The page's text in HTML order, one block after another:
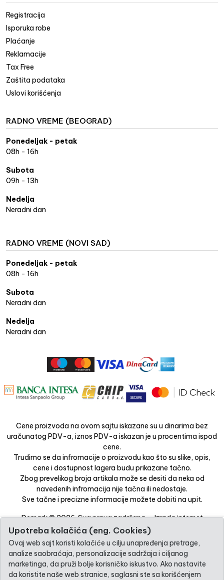
Registracija
Isporuka robe
Plaćanje
Reklamacije
Tax Free
Zaštita podataka
Uslovi korišćenja
RADNO VREME (BEOGRAD)
Ponedeljak - petak
08h - 16h
Subota
09h - 13h
Nedelja
Neradni dan
RADNO VREME (NOVI SAD)
Ponedeljak - petak
08h - 16h
Subota
Neradni dan
Nedelja
Neradni dan
Cene proizvoda na ovom sajtu iskazane su u dinarima bez
uračunatog PDV-a, iznos PDV-a iskazan je u procentima ispod
cene.
Trudimo se da infromacije o proizvodu kao što su slike, opis,
cene i dostupnost lagera budu prikazane tačno.
Zbog prevelikog broja artikala može se desiti da neka od
navedenih infromacija nije tačna ili nedostaje.
Sve tačne i precizne informacije možete dobiti na upit.
Demark © 2026. Sva prava zadržana. -Izrada internet
prodavnice-Selltico.
Upotreba kolačića (eng. Cookies)
Ovaj web sajt koristi kolačiće u cilju unapređenja pretrage,
analize saobraćaja, personalizacije sadržaja i ciljanog
marketinga, da pruži bolje korisničko iskustvo. Ako nastavite
da koristite naše web stranice, saglasni ste sa korišćenjem